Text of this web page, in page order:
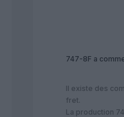
747-8F a
Il existe des
fret.
La production